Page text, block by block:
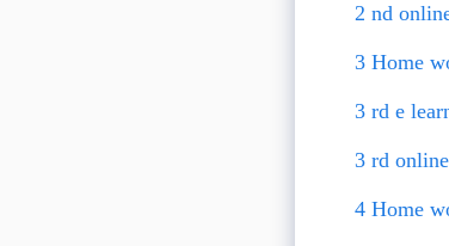
2 nd
3 Home
3 rd e
3 rd
4 Home